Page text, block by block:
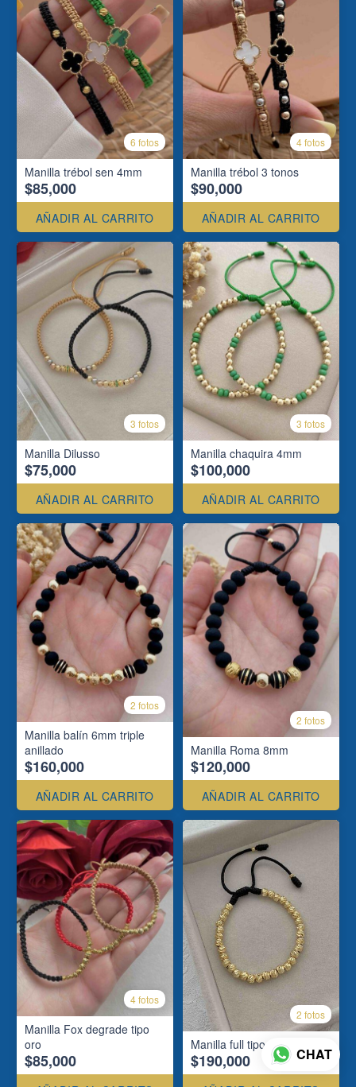
6 fotos
Manilla trébol sen 4mm
$85,000
AÑADIR AL CARRITO
4 fotos
Manilla trébol 3 tonos
$90,000
AÑADIR AL CARRITO
3 fotos
Manilla Dilusso
$75,000
AÑADIR AL CARRITO
3 fotos
Manilla chaquira 4mm
$100,000
AÑADIR AL CARRITO
2 fotos
Manilla balín 6mm triple
anillado
$160,000
AÑADIR AL CARRITO
2 fotos
Manilla Roma 8mm
$120,000
AÑADIR AL CARRITO
4 fotos
Manilla Fox degrade tipo
oro
$85,000
2 fotos
Manilla full tipo oro 5mm
$190,000 CHAT